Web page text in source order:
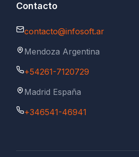
Contacto
contacto@infosoft.ar
Mendoza Argentina
+54261-7120729
Madrid España
+346541-46941